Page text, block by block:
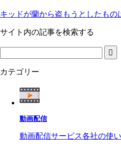
キッドが蘭から盗もうとしたも
サイト内の記事を検索する
カテゴリー
動画配信
動画配信サービス各社の使